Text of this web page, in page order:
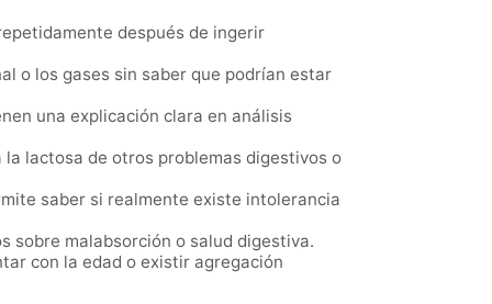
después de ingerir
o los gases sin saber que podrían estar
una explicación clara en análisis
lactosa de otros problemas digestivos o
saber si realmente existe intolerancia
sobre malabsorción o salud digestiva.
con la edad o existir agregación